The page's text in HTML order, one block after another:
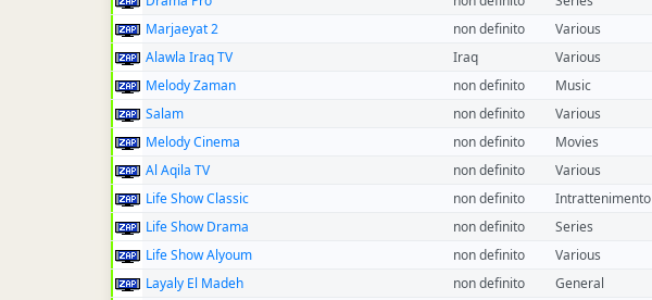
Marjaeyat 2
non definito Various
Alawla Iraq TV
Iraq Various
Melody Zaman
non definito Music
Salam
non definito Various
Melody Cinema
non definito Movies
Al Aqila TV
non definito Various
Life Show Classic
non definito Intrattenimento
Life Show Drama
non definito Series
Life Show Alyoum
non definito Various
Layaly El Madeh
non definito General